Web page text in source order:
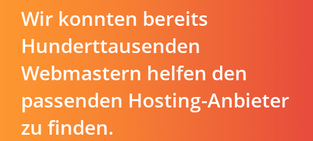
Wir konnten bereits
Hunderttausenden
Webmastern helfen den
passenden Hosting-Anbieter
zu finden.